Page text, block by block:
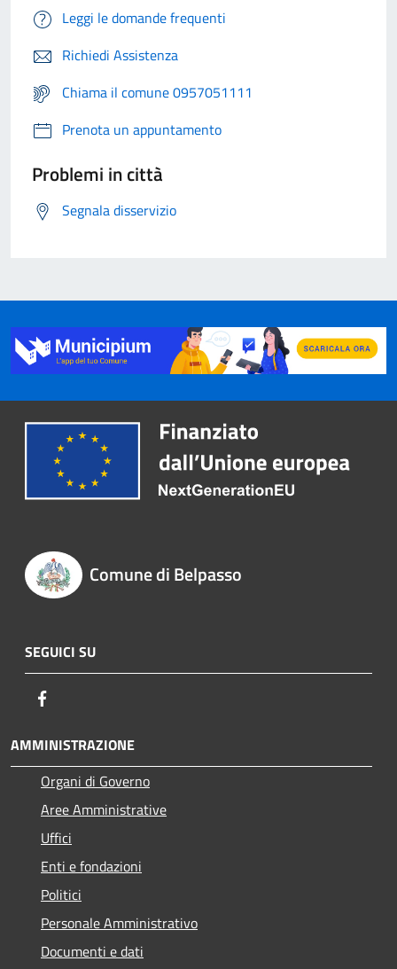
Leggi le domande frequenti
Richiedi Assistenza
Chiama il comune 0957051111
Prenota un appuntamento
Problemi in città
Segnala disservizio
Comune di Belpasso
SEGUICI SU
AMMINISTRAZIONE
Organi di Governo
Aree Amministrative
Uffici
Enti e fondazioni
Politici
Personale Amministrativo
Documenti e dati